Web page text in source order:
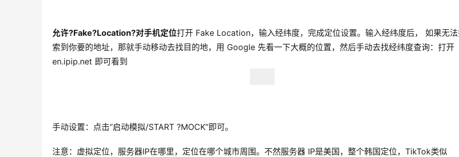
允许?Fake?Location?对手机定位打开 Fake Location，输入经纬度，完成定位设置。输入经纬度后， 如果无
索到你要的地址，那就手动移动去找目的地，用 Google 先看一下大概的位置，然后手动去找经纬度查询：打开
en.ipip.net 即可看到
手动设置：点击“启动模拟/START ?MOCK”即可。
注意：虚拟定位，服务器IP在哪里，定位在哪个城市周围。不然服务器 IP是美国，整个韩国定位，TikTok类似